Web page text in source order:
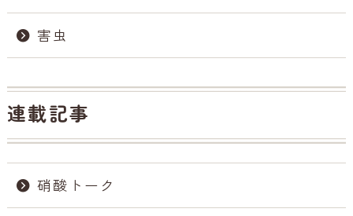
害虫
連載記事
硝酸トーク